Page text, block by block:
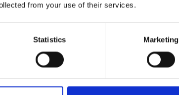
from your use of their services.
Statistics Marketing
di Rimini
Romagna e Ministero della Cultura